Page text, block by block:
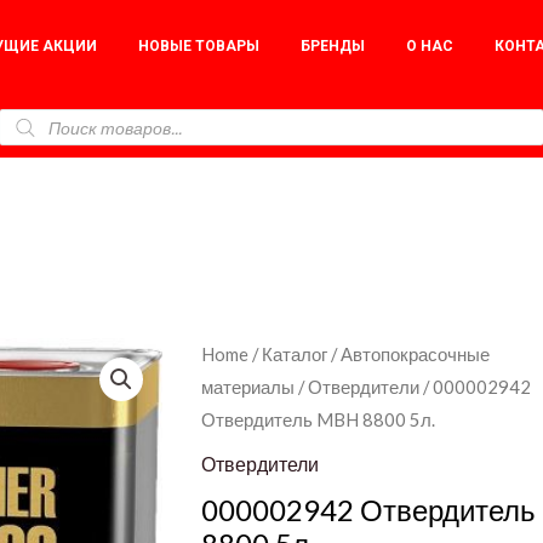
АКЦИИ НОВЫЕ ТОВАРЫ БРЕНДЫ О НАС
Home /Каталог /Автопокрасочные
материалы /Отвердители / 000002942
Отвердитель MBH 8800 5л.
Отвердители
000002942
000002942
Отвердитель
MBH
8800
5л.
quantity